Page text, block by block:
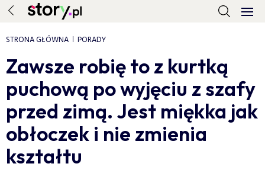
STRONA GŁÓWNA PORADY
Zawsze robię to z kurtką
puchową po wyjęciu z szafy
przed zimą. Jest miękka jak
obłoczek i nie zmienia
kształtu